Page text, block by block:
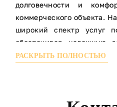
долговечности и
коммерческого объекта.
широкий спектр услуг
обеспечивая надежную
атмосферных
вариант для вашего
РАСКРЫТЬ ПОЛНОСТЬЮ